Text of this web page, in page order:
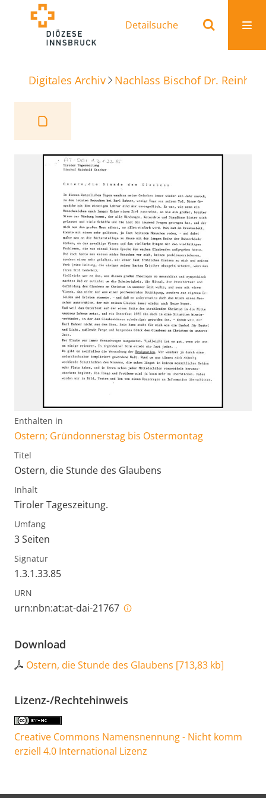
Detailsuche
Digitales Archiv Nachlass Bischof Dr.
Enthalten in
Ostern; Gründonnerstag bis Ostermontag
Titel
Ostern, die Stunde des Glaubens
Inhalt
Tiroler Tageszeitung.
Umfang
3 Seiten
Signatur
1.3.1.33.85
URN
urn:nbn:at:at-dai-21767
Download
Ostern, die Stunde des Glaubens [713,83 kb]
Lizenz-/Rechtehinweis
Creative Commons Namensnennung - Nicht komm
erziell 4.0 International Lizenz